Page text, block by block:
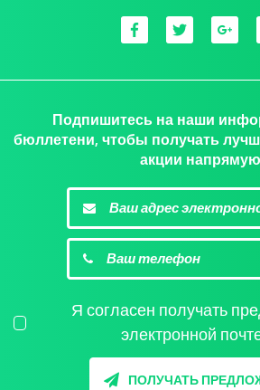
Подпишитесь на наши
бюллетени, чтобы получать
акции
Я согласен получать
электронной
ПОЛУЧАТЬ